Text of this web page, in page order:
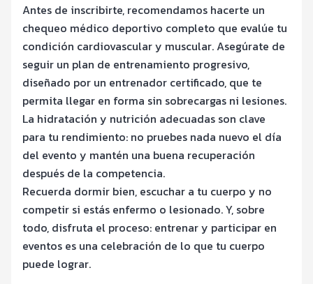
Antes de inscribirte, recomendamos hacerte un
chequeo médico deportivo completo que evalúe tu
condición cardiovascular y muscular. Asegúrate de
seguir un plan de entrenamiento progresivo,
diseñado por un entrenador certificado, que te
permita llegar en forma sin sobrecargas ni lesiones.
La hidratación y nutrición adecuadas son clave
para tu rendimiento: no pruebes nada nuevo el día
del evento y mantén una buena recuperación
después de la competencia.
Recuerda dormir bien, escuchar a tu cuerpo y no
competir si estás enfermo o lesionado. Y, sobre
todo, disfruta el proceso: entrenar y participar en
eventos es una celebración de lo que tu cuerpo
puede lograr.